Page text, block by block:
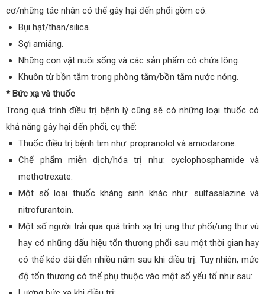
cơ/những tác nhân có thể gây hại đến phổi gồm có:
Bụi hạt/than/silica.
Sợi amiăng.
Những con vật nuôi sống và các sản phẩm có chứa lông.
Khuôn từ bồn tắm trong phòng tắm/bồn tắm nước nóng.
* Bức xạ và thuốc
Trong quá trình điều trị bệnh lý cũng sẽ có những loại thuốc có
khả năng gây hại đến phổi, cụ thể:
Thuốc điều trị bệnh tim như: propranolol và amiodarone.
Chế phẩm miễn dịch/hóa trị như: cyclophosphamide và
methotrexate.
Một số loại thuốc kháng sinh khác như: sulfasalazine và
nitrofurantoin.
Một số người trải qua quá trình xạ trị ung thư phổi/ung thư vú
hay có những dấu hiệu tổn thương phổi sau một thời gian hay
có thể kéo dài đến nhiều năm sau khi điều trị. Tuy nhiên, mức
độ tổn thương có thể phụ thuộc vào một số yếu tố như sau: